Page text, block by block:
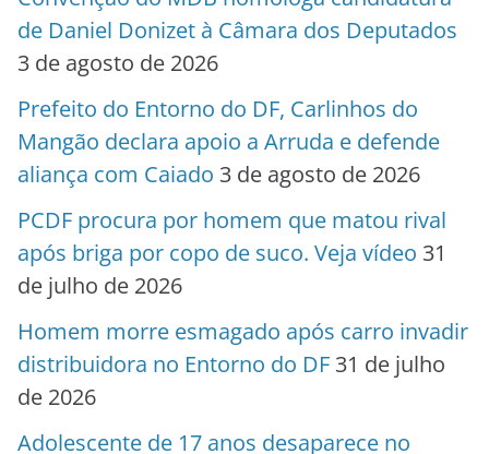
de Daniel Donizet à Câmara dos Deputados
3 de agosto de 2026
Prefeito do Entorno do DF, Carlinhos do
Mangão declara apoio a Arruda e defende
aliança com Caiado 3 de agosto de 2026
PCDF procura por homem que matou rival
após briga por copo de suco. Veja vídeo 31
de julho de 2026
Homem morre esmagado após carro invadir
distribuidora no Entorno do DF 31 de julho
de 2026
Adolescente de 17 anos desaparece no